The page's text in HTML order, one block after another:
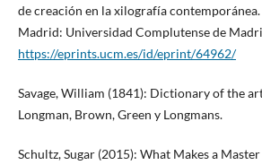
de creación en la xilografía
Madrid: Universidad Complutense de
https://eprints.ucm.es/id/eprint/64962/
Savage, William (1841): Dictionary of the
Longman, Brown, Green y Longmans.
Schultz, Sugar (2015): What Makes a